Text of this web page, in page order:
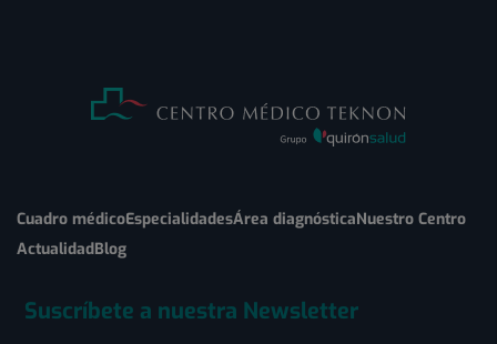
Cuadro médicoEspecialidadesÁrea diagnósticaNuestro Centro
ActualidadBlog
Suscríbete a nuestra Newsletter